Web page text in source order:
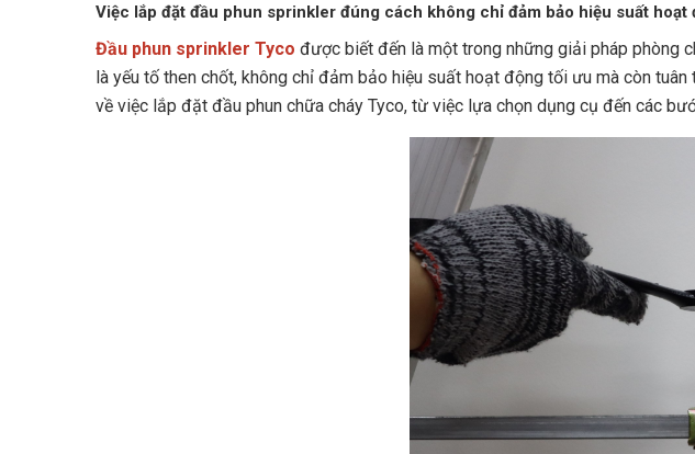
Việc lắp đặt đầu phun sprinkler đúng cách không chỉ đảm bảo hiệu suất
Đầu phun sprinkler Tyco được biết đến là một trong những giải pháp phòng
là yếu tố then chốt, không chỉ đảm bảo hiệu suất hoạt động tối ưu mà còn
về việc lắp đặt đầu phun chữa cháy Tyco, từ việc lựa chọn dụng cụ đến các